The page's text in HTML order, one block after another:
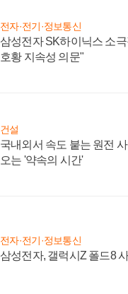
전자·전기·정보통신
삼성전자 SK하이닉스 소
호황 지속성 의문"
건설
국내외서 속도 붙는 원전
오는 '약속의 시간'
전자·전기·정보통신
삼성전자, 갤럭시Z 폴드8